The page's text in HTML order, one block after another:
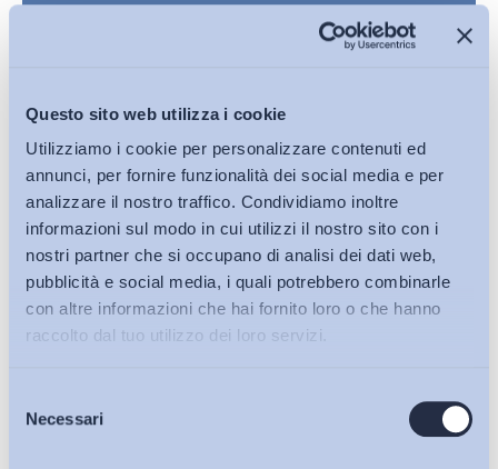
Questo sito web utilizza i cookie
Utilizziamo i cookie per personalizzare contenuti ed
annunci, per fornire funzionalità dei social media e per
analizzare il nostro traffico. Condividiamo inoltre
informazioni sul modo in cui utilizzi il nostro sito con i
nostri partner che si occupano di analisi dei dati web,
pubblicità e social media, i quali potrebbero combinarle
con altre informazioni che hai fornito loro o che hanno
raccolto dal tuo utilizzo dei loro servizi.
delNecessariBollettini ADAPT